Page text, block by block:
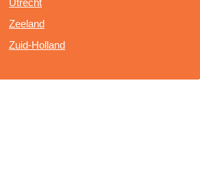
Utrecht
Zeeland
Zuid-Holland